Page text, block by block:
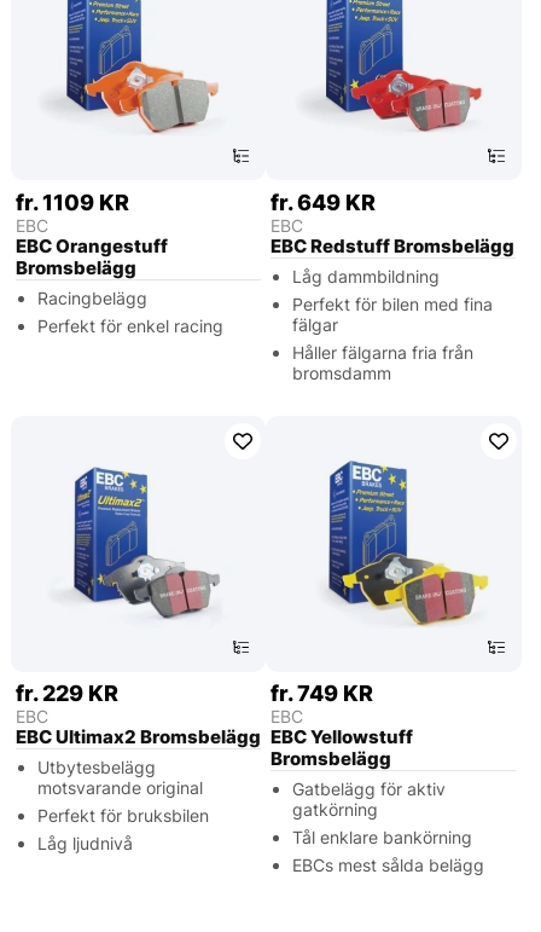
fr. 1109 KR
EBC
EBC Orangestuff
Bromsbelägg
Racingbelägg
Perfekt för enkel racing
fr. 649 KR
EBC
EBC Redstuff Bromsbelägg
Låg dammbildning
Perfekt för bilen med fina
fälgar
Håller fälgarna fria från
bromsdamm
fr. 229 KR
EBC
EBC Ultimax2 Bromsbelägg
Utbytesbelägg
motsvarande original
Perfekt för bruksbilen
Låg ljudnivå
fr. 749 KR
EBC
EBC Yellowstuff
Bromsbelägg
Gatbelägg för aktiv
gatkörning
Tål enklare bankörning
EBCs mest sålda belägg